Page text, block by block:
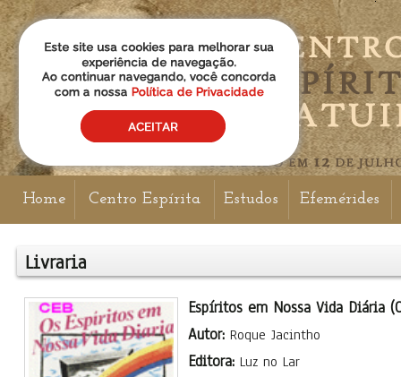
Home Centro Espírita Estudos Efemérides
Livraria
Espíritos em Nossa Vida Diária
Autor: Roque Jacintho
Editora: Luz no Lar